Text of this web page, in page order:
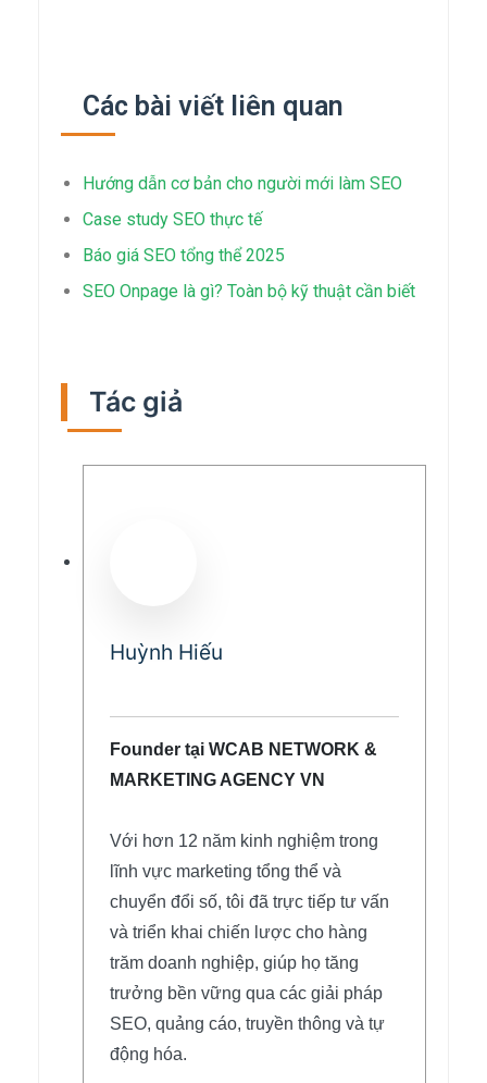
Các bài viết liên quan
Hướng dẫn cơ bản cho người mới làm SEO
Case study SEO thực tế
Báo giá SEO tổng thể 2025
SEO Onpage là gì? Toàn bộ kỹ thuật cần biết
Tác giả
Huỳnh Hiếu
Founder tại WCAB NETWORK &
MARKETING AGENCY VN
Với hơn 12 năm kinh nghiệm trong
lĩnh vực marketing tổng thể và
chuyển đổi số, tôi đã trực tiếp tư vấn
và triển khai chiến lược cho hàng
trăm doanh nghiệp, giúp họ tăng
trưởng bền vững qua các giải pháp
SEO, quảng cáo, truyền thông và tự
động hóa.